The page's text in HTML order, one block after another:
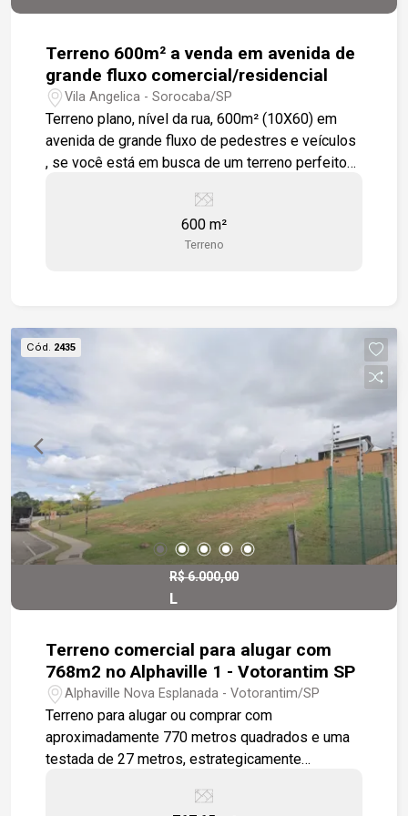
Terreno 600m² a venda em avenida de
grande fluxo comercial/residencial
Vila Angelica - Sorocaba/SP
Terreno plano, nível da rua, 600m² (10X60) em
avenida de grande fluxo de pedestres e veículos
, se você está em busca de um terreno perfeito
moradia, a hora é essa, localizado na zona norte
se Sorocaba, trata-se de uma localização
estratégica com infraestrutura completa par
aeroporto, supermercados, escolas, academias.
600 m²
Terreno
Cód. 2435
R$ 6.000,00
L
Terreno comercial para alugar com
768m2 no Alphaville 1 - Votorantim SP
Alphaville Nova Esplanada - Votorantim/SP
Terreno para alugar ou comprar com
aproximadamente 770 metros quadrados e uma
testada de 27 metros, estrategicamente
grande circulação. Este terreno é ideal para a